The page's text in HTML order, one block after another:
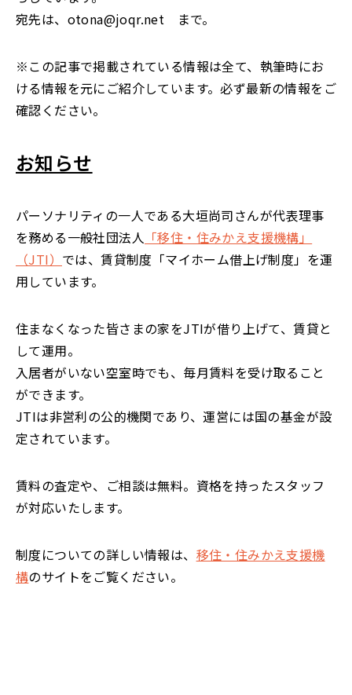
宛先は、otona@joqr.net まで。
※この記事で掲載されている情報は全て、執筆時にお
ける情報を元にご紹介しています。必ず最新の情報をご
確認ください。
お知らせ
パーソナリティの一人である大垣尚司さんが代表理事
を務める一般社団法人 「移住・住みかえ支援機構」
（JTI） では、賃貸制度「マイホーム借上げ制度」を運
用しています。
住まなくなった皆さまの家をJTIが借り上げて、賃貸と
して運用。
入居者がいない空室時でも、毎月賃料を受け取ること
ができます。
JTIは非営利の公的機関であり、運営には国の基金が設
定されています。
賃料の査定や、ご相談は無料。資格を持ったスタッフ
が対応いたします。
制度についての詳しい情報は、 移住・住みかえ支援機
構のサイトをご覧ください。